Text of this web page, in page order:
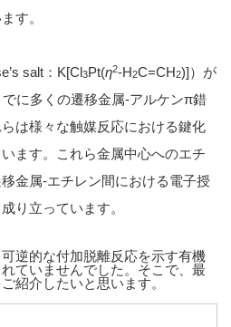
す。
salt：K[Cl3Pt(η2-H2C=CH2)]）が
に多くの遷移金属-アルケンπ錯
は様々な触媒反応における鍵化
ます。これら金属中心へのエチ
金属-エチレン間における電子授
り立っています。
逆的な付加脱離反応を示す有機
ていませんでした。そこで、最
紹介したいと思います。